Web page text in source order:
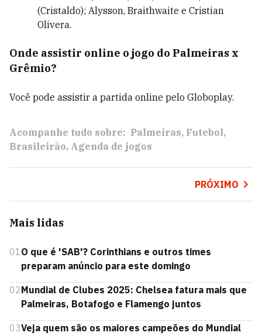
(Cristaldo); Alysson, Braithwaite e Cristian
Olivera.
Onde assistir online o jogo do Palmeiras x
Grêmio?
Você pode assistir a partida online pelo Globoplay.
Acompanhe tudo sobre: Palmeiras Futebol
Brasileirão Agenda de jogos
PRÓXIMO
Mais lidas
01 O que é 'SAB'? Corinthians e outros times
preparam anúncio para este domingo
02Mundial de Clubes 2025: Chelsea fatura mais que
Palmeiras, Botafogo e Flamengo juntos
03Veja quem são os maiores campeões do Mundial